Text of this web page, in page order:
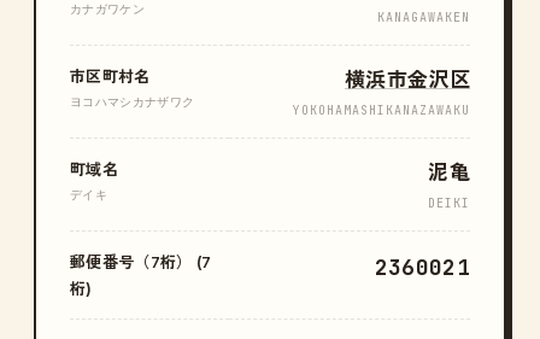
カナガワケン
KANAGAWAKEN
市区町村名
ヨコハマシカナザワク
横浜市金沢区
YOKOHAMASHIKANAZAWAKU
町域名
デイキ
泥亀
DEIKI
郵便番号（7桁） (7
桁)
2360021